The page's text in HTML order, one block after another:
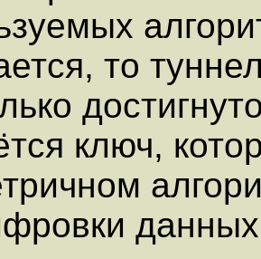
то
ключ,
данных